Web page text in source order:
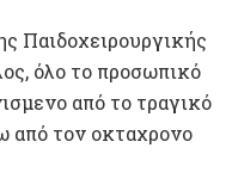
Παιδοχειρουργικής
όλο το προσωπικό
από το τραγικό
από τον οκταχρονο